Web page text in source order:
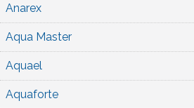
Anarex
Aqua Master
Aquael
Aquaforte